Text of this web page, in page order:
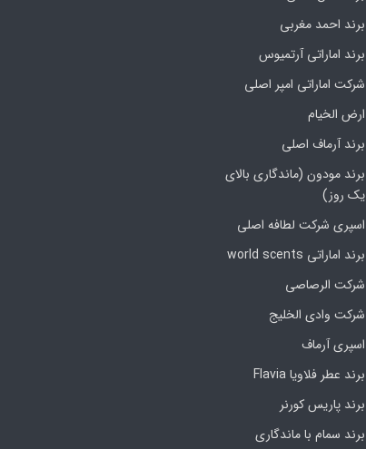
برند احمد مغربی
برند اماراتی آرتمیوس
شرکت اماراتی امپر اصلی
ارض الخیام
برند آرماف اصلی
برند مودون (ماندگاری بالای
یک روز)
اسپری شرکت لطافه اصلی
برند اماراتی world scents
شرکت الرصاصی
شرکت وادی الخلیج
اسپری آرماف
برند عطر فلاویا Flavia
برند پاریس کورنر
برند سمام با ماندگاری